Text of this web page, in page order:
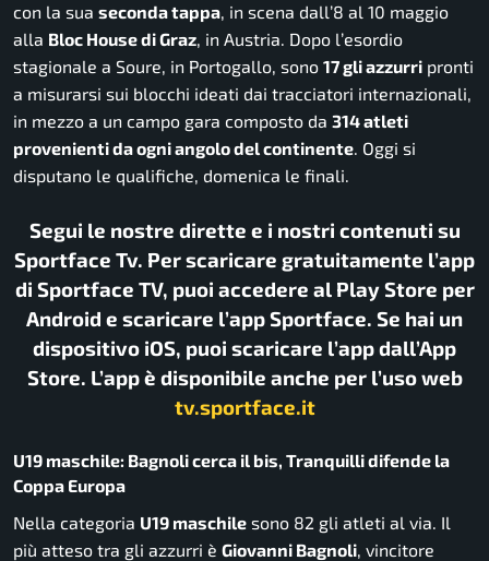
con la sua seconda tappa, in scena dall’8 al 10 maggio
alla Bloc House di Graz, in Austria. Dopo l’esordio
stagionale a Soure, in Portogallo, sono 17 gli azzurri pronti
a misurarsi sui blocchi ideati dai tracciatori internazionali,
in mezzo a un campo gara composto da 314 atleti
provenienti da ogni angolo del continente. Oggi si
disputano le qualifiche, domenica le finali.
Segui le nostre dirette e i nostri contenuti su
Sportface Tv. Per scaricare gratuitamente l’app
di Sportface TV, puoi accedere al Play Store per
Android e scaricare l’app Sportface. Se hai un
dispositivo iOS, puoi scaricare l’app dall’App
Store. L’app è disponibile anche per l’uso web
tv.sportface.it
U19 maschile: Bagnoli cerca il bis, Tranquilli difende la
Coppa Europa
Nella categoria U19 maschile sono 82 gli atleti al via. Il
più atteso tra gli azzurri è Giovanni Bagnoli , vincitore